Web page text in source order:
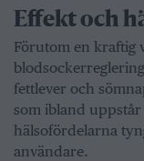
Effekt och
Förutom en kraftig
fettlever och
som ibland uppstår
hälsofördelarna
användare.